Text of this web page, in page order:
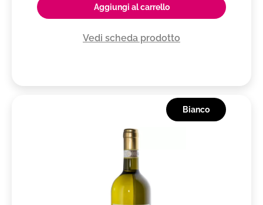
Aggiungi al carrello
Vedi scheda prodotto
Bianco